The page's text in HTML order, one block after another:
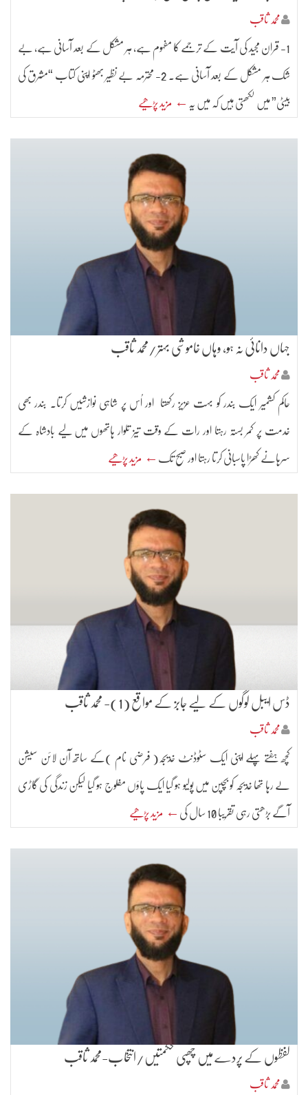
محمد ثاقب
1- قران مجید کی آیت کے ترجمے کا مفہوم ہے، ہر مشکل کے بعد آسانی ہے، بے
شک ہر مشکل کے بعد آسانی ہے۔ 2- محترمہ بے نظیر بھٹو اپنی کتاب “مشرق کی
بیٹی” میں لکھتی ہیں کہ میں یہ ← مزید پڑھیے
جہاں دانائی نہ ہو، وہاں خاموشی بہتر/محمد ثاقب
محمد ثاقب
حاکم کشمیر ایک بندر کو بہت عزیز رکھتا اور اُس پر شاہی نوازشیں کرتا۔ بندر بھی
خدمت پر کمر بستہ رہتا اور رات کے وقت تیز تلوار ہاتھوں میں لیے بادشاہ کے
سرہانے کھڑا پاسبانی کرتا رہتا اور صبح تک ← مزید پڑھیے
ڈس ایبل لوگوں کے لیے جابز کے مواقع (1)- محمد ثاقب
محمد ثاقب
کچھ ہفتے پہلے اپنی ایک سٹوڈنٹ خدیجہ( فرضی نام )کے ساتھ آن لائن سیشن
لے رہا تھا خدیجہ کو بچپن میں پولیو ہو گیا ایک پاؤں مفلوج ہو گیا لیکن زندگی کی گاڑی
آگے بڑھتی رہی تقریبا 10 سال کی ← مزید پڑھیے
لفظوں کے پردے میں چھپی حکمتیں/انتخاب-محمد ثاقب
محمد ثاقب